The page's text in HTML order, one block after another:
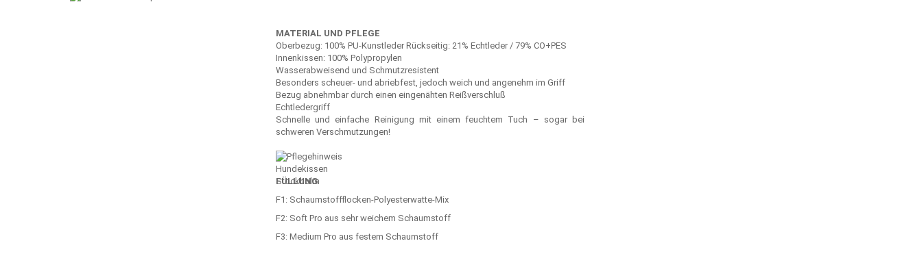
MATERIAL UND PFLEGE
Oberbezug: 100% PU-Kunstleder Rückseitig: 21% Echtleder / 79% CO+PES
Innenkissen: 100% Polypropylen
Wasserabweisend und Schmutzresistent
Besonders scheuer- und abriebfest, jedoch weich und angenehm im Griff
Bezug abnehmbar durch einen eingenähten Reißverschluß
Echtledergriff
Schnelle und einfache Reinigung mit einem feuchtem Tuch – sogar bei
schweren Verschmutzungen!
FÜLLUNG
F1: Schaumstoffflocken-Polyesterwatte-Mix
F2: Soft Pro aus sehr weichem Schaumstoff
F3: Medium Pro aus festem Schaumstoff